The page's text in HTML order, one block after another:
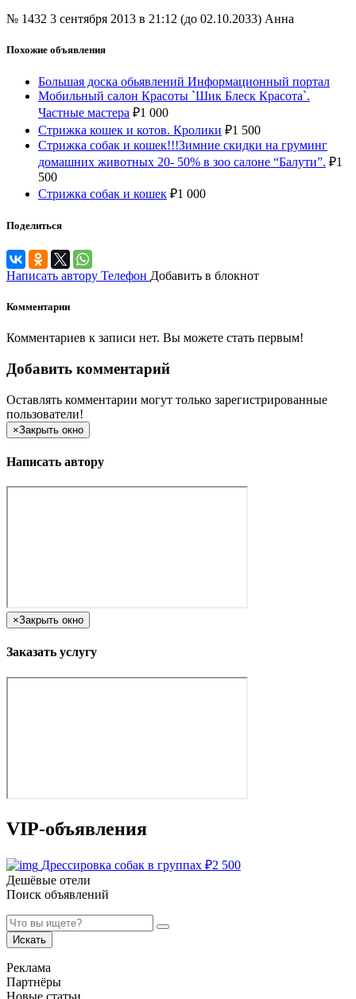
№ 1432 3 сентября 2013 в 21:12 (до 02.10.2033) Анна
Похожие объявления
Большая доска обьявлений Информационный портал
Мобильный салон Красоты `Шик Блеск Красота`.
Частные мастера ₽1 000
Стрижка кошек и котов. Кролики ₽1 500
Стрижка собак и кошек!!!Зимние скидки на груминг
домашних животных 20- 50% в зоо салоне “Балути”. ₽1
500
Стрижка собак и кошек ₽1 000
Поделиться
Написать автору Телефон Добавить в блокнот
Комментарии
Комментариев к записи нет. Вы можете стать первым!
Добавить комментарий
Оставлять комментарии могут только зарегистрированные
пользователи!
×Закрыть окно
Написать автору
×Закрыть окно
Заказать услугу
VIP-объявления
Дрессировка собак в группах ₽2 500
Дешёвые отели
Поиск объявлений
Искать
Реклама
Партнёры
Новые статьи